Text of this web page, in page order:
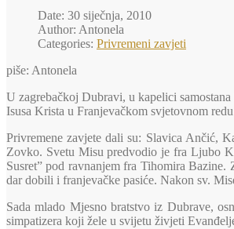
Date: 30 siječnja, 2010
Author: Antonela
Categories: Privremeni zavjeti
piše: Antonela
U zagrebačkoj Dubravi, u kapelici
Isusa Krista u Franjevačkom svjetovnom
Privremene zavjete dali su: Slavica Ančić,
Zovko. Svetu Misu predvodio je fra Ljubo
Susret” pod ravnanjem fra Tihomira
dar dobili i franjevačke pasiće. Nakon sv.
Sada mlado Mjesno bratstvo iz Dubrave,
simpatizera koji žele u svijetu živjeti